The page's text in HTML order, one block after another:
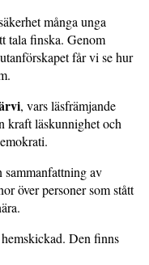
många unga
tala finska. Genom
får vi se hur
, vars läsfrämjande
kraft läskunnighet och
sammanfattning av
över personer som stått
Den finns